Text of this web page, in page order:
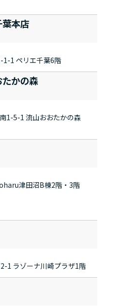
葉本店
1-1 ペリエ千葉6階
かの森
1-5-1 流山おおたかの森
津田沼B棟2階・3階
1 ラゾーナ川崎プラザ1階